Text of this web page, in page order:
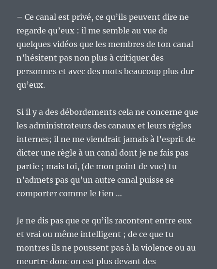
– Ce canal est privé, ce qu’ils peuvent dire ne
regarde qu’eux : il me semble au vue de
quelques vidéos que les membres de ton canal
n’hésitent pas non plus à critiquer des
personnes et avec des mots beaucoup plus dur
qu’eux.
Si il y a des débordements cela ne concerne que
les administrateurs des canaux et leurs règles
internes; il ne me viendrait jamais à l’esprit de
dicter une règle à un canal dont je ne fais pas
partie ; mais toi, (de mon point de vue) tu
n’admets pas qu’un autre canal puisse se
comporter comme le tien …
Je ne dis pas que ce qu’ils racontent entre eux
et vrai ou même intelligent ; de ce que tu
montres ils ne poussent pas à la violence ou au
meurtre donc on est plus devant des